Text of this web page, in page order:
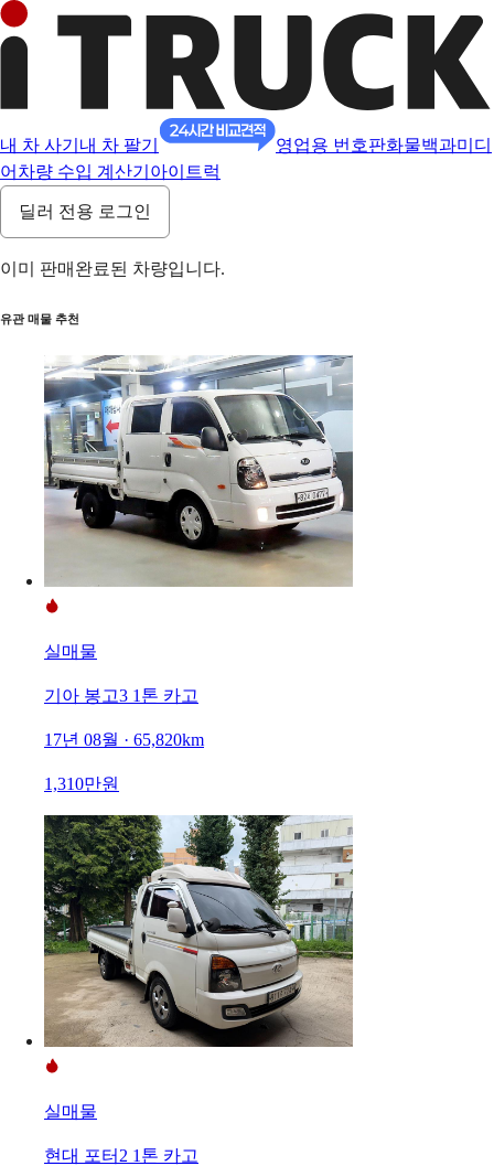
내 차 사기 내 차 팔기 영업용 번호판화물백과미디
어 차량 수입 계산기 아이트럭
딜러 전용 로그인
이미 판매완료된 차량입니다.
유관 매물 추천
실매물
기아 봉고3 1톤 카고
17년 08월 · 65,820km
1,310만원
실매물
현대 포터2 1톤 카고